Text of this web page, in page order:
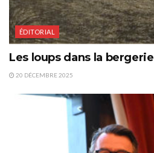
ÉDITORIAL
Les loups dans la bergerie
20 DÉCEMBRE 2025